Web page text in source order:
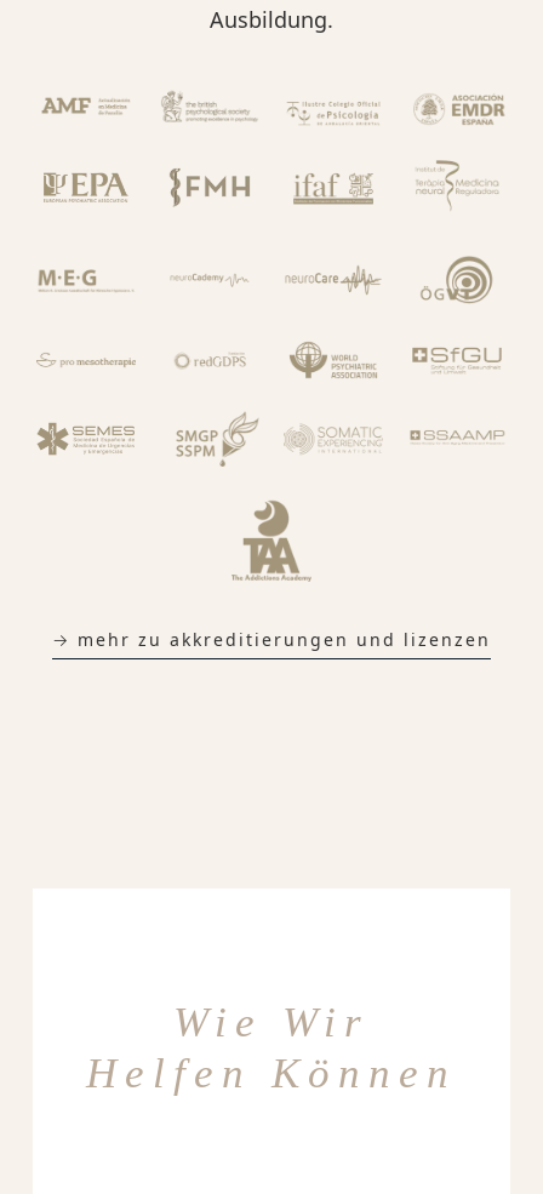
Ausbildung.
→ mehr zu akkreditierungen und lizenzen
Wie Wir
Helfen Können